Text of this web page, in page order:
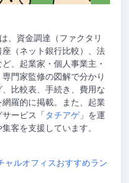
、資金調達（ファクタリ
（ネット銀行比較）、法
、起業家・個人事業主・
門家監修の図解で分かり
比較表、手続き、費用な
羅的に掲載。また、起業
ービス「 タチアゲ」を運
客を支援しています。
ャルオフィスおすすめラン